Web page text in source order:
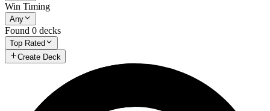
Win Timing
Any
Found 0 decks
Top Rated
Create Deck